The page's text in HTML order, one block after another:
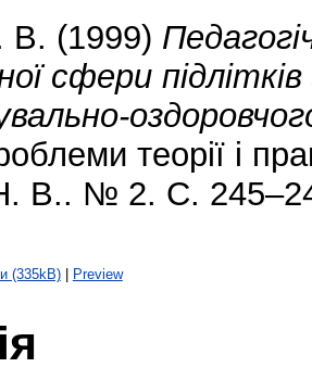
В. (1999)
сфери
теорії і
Н. В.. № 2. С.
(335kB)| Preview